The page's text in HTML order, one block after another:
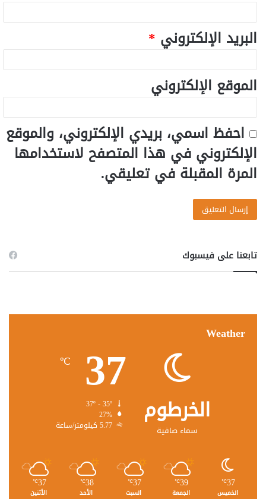
البريد الإلكتروني *
الموقع الإلكتروني
احفظ اسمي، بريدي الإلكتروني، والموقع
الإلكتروني في هذا المتصفح لاستخدامها
المرة المقبلة في تعليقي.
تابعنا على فيسبوك
Weather
الخرطوم
سماء صافية
37
℃
27%
5.77 كيلومتر/ساعة
37
℃
الخميس
39
℃
الجمعة
37
℃
السبت
38
℃
الأحد
37
℃
الأثنين